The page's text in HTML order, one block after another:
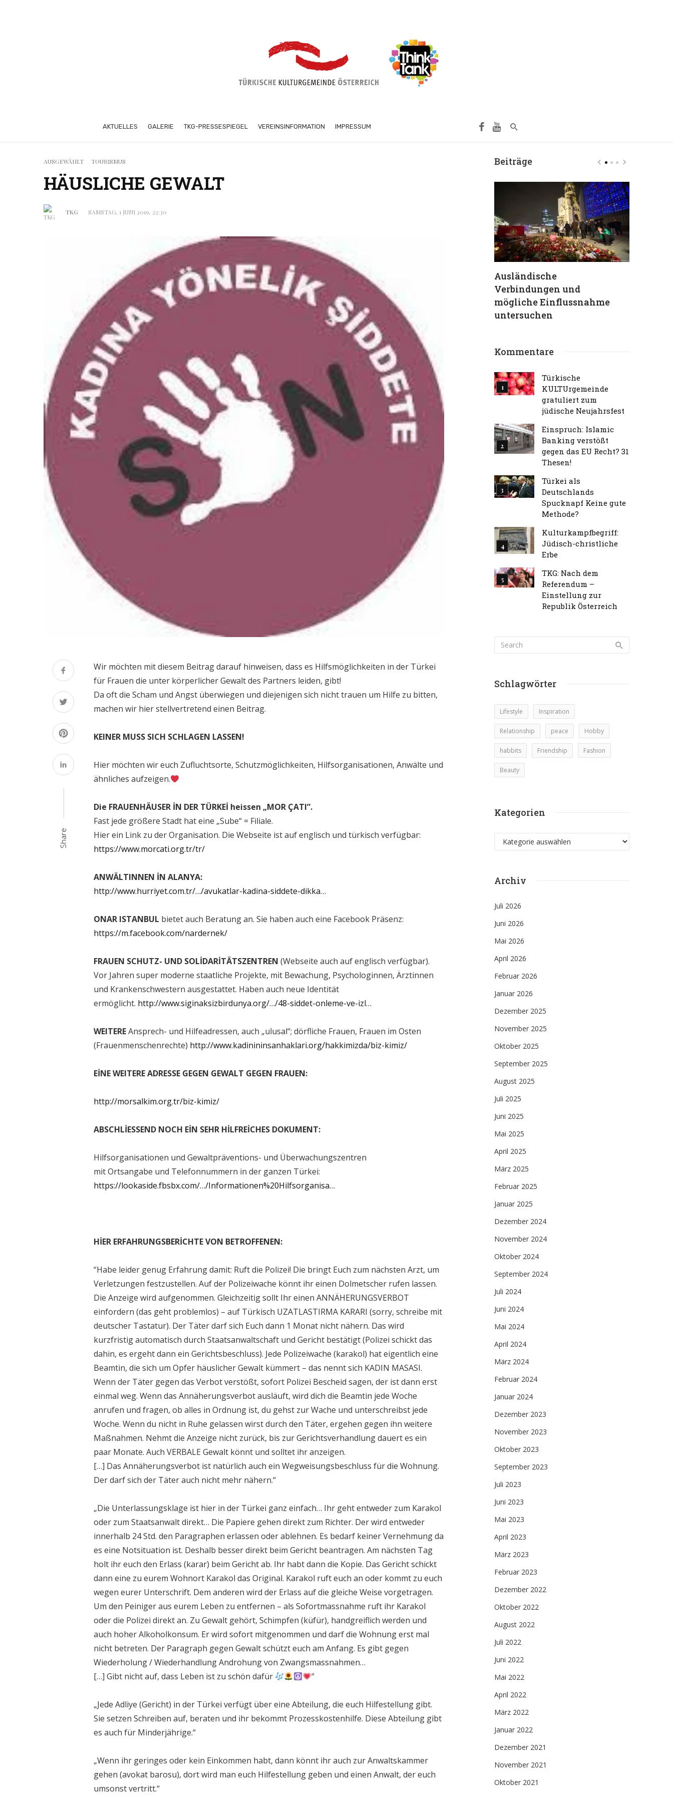
AKTUELLES GALERIE TKG-PRESSESPIEGEL VEREINSINFORMATION IMPRESSUM
AUSGEWÄHLT TOURISMUS
HÄUSLICHE GEWALT
TKG SAMSTAG, 1 JUNI 2019, 22:30
Share
Wir möchten mit diesem Beitrag darauf hinweisen, dass es Hilfsmöglichkeiten in der Türkei
für Frauen die unter körperlicher Gewalt des Partners leiden, gibt!
Da oft die Scham und Angst überwiegen und diejenigen sich nicht trauen um Hilfe zu bitten,
machen wir hier stellvertretend einen Beitrag.
KEINER MUSS SICH SCHLAGEN LASSEN!
Hier möchten wir euch Zufluchtsorte, Schutzmöglichkeiten, Hilfsorganisationen, Anwälte und
ähnliches aufzeigen.
Die FRAUENHÄUSER İN DER TÜRKEİ heissen „MOR ÇATI”.
Fast jede größere Stadt hat eine „Sube“ = Filiale.
Hier ein Link zu der Organisation. Die Webseite ist auf englisch und türkisch verfügbar:
https://www.morcati.org.tr/tr/
ANWÄLTINNEN İN ALANYA:
http://www.hurriyet.com.tr/…/avukatlar-kadina-siddete-dikka…
ONAR ISTANBUL bietet auch Beratung an. Sie haben auch eine Facebook Präsenz:
https://m.facebook.com/nardernek/
FRAUEN SCHUTZ- UND SOLİDARİTÄTSZENTREN (Webseite auch auf englisch verfügbar).
Vor Jahren super moderne staatliche Projekte, mit Bewachung, Psychologinnen, Ärztinnen
und Krankenschwestern ausgestattet. Haben auch neue Identität
ermöglicht. http://www.siginaksizbirdunya.org/…/48-siddet-onleme-ve-izl…
WEITEREAnsprech- und Hilfeadressen, auch „ulusal“; dörfliche Frauen, Frauen im Osten
(Frauenmenschenrechte) http://www.kadinininsanhaklari.org/hakkimizda/biz-kimiz/
EİNE WEITERE ADRESSE GEGEN GEWALT GEGEN FRAUEN:
http://morsalkim.org.tr/biz-kimiz/
ABSCHLİESSEND NOCH EİN SEHR HİLFREİCHES DOKUMENT:
Hilfsorganisationen und Gewaltpräventions- und Überwachungszentren
mit Ortsangabe und Telefonnummern in der ganzen Türkei:
https://lookaside.fbsbx.com/…/Informationen%20Hilfsorganisa…
HİER ERFAHRUNGSBERİCHTE VON BETROFFENEN:
“Habe leider genug Erfahrung damit: Ruft die Polizei! Die bringt Euch zum nächsten Arzt, um
Verletzungen festzustellen. Auf der Polizeiwache könnt ihr einen Dolmetscher rufen lassen.
Die Anzeige wird aufgenommen. Gleichzeitig sollt Ihr einen ANNÄHERUNGSVERBOT
einfordern (das geht problemlos) – auf Türkisch UZATLASTIRMA KARARI (sorry, schreibe mit
deutscher Tastatur). Der Täter darf sich Euch dann 1 Monat nicht nähern. Das wird
kurzfristig automatisch durch Staatsanwaltschaft und Gericht bestätigt (Polizei schickt das
dahin, es ergeht dann ein Gerichtsbeschluss). Jede Polizeiwache (karakol) hat eigentlich eine
Beamtin, die sich um Opfer häuslicher Gewalt kümmert – das nennt sich KADIN MASASI.
Wenn der Täter gegen das Verbot verstößt, sofort Polizei Bescheid sagen, der ist dann erst
einmal weg. Wenn das Annäherungsverbot ausläuft, wird dich die Beamtin jede Woche
anrufen und fragen, ob alles in Ordnung ist, du gehst zur Wache und unterschreibst jede
Woche. Wenn du nicht in Ruhe gelassen wirst durch den Täter, ergehen gegen ihn weitere
Maßnahmen. Nehmt die Anzeige nicht zurück, bis zur Gerichtsverhandlung dauert es ein
paar Monate. Auch VERBALE Gewalt könnt und solltet ihr anzeigen.
[…] Das Annäherungsverbot ist natürlich auch ein Wegweisungsbeschluss für die Wohnung.
Der darf sich der Täter auch nicht mehr nähern.“
„Die Unterlassungsklage ist hier in der Türkei ganz einfach… Ihr geht entweder zum Karakol
oder zum Staatsanwalt direkt… Die Papiere gehen direkt zum Richter. Der wird entweder
innerhalb 24 Std. den Paragraphen erlassen oder ablehnen. Es bedarf keiner Vernehmung da
es eine Notsituation ist. Deshalb besser direkt beim Gericht beantragen. Am nächsten Tag
holt ihr euch den Erlass (karar) beim Gericht ab. Ihr habt dann die Kopie. Das Gericht schickt
dann eine zu eurem Wohnort Karakol das Original. Karakol ruft euch an oder kommt zu euch
wegen eurer Unterschrift. Dem anderen wird der Erlass auf die gleiche Weise vorgetragen.
Um den Peiniger aus eurem Leben zu entfernen – als Sofortmassnahme ruft ihr Karakol
oder die Polizei direkt an. Zu Gewalt gehört, Schimpfen (küfür), handgreiflich werden und
auch hoher Alkoholkonsum. Er wird sofort mitgenommen und darf die Wohnung erst mal
nicht betreten. Der Paragraph gegen Gewalt schützt euch am Anfang. Es gibt gegen
Wiederholung / Wiederhandlung Androhung von Zwangsmassnahmen…
[…] Gibt nicht auf, dass Leben ist zu schön dafür
“
„Jede Adliye (Gericht) in der Türkei verfügt über eine Abteilung, die euch Hilfestellung gibt.
Sie setzen Schreiben auf, beraten und ihr bekommt Prozesskostenhilfe. Diese Abteilung gibt
es auch für Minderjährige.“
„Wenn ihr geringes oder kein Einkommen habt, dann könnt ihr auch zur Anwaltskammer
gehen (avokat barosu), dort wird man euch Hilfestellung geben und einen Anwalt, der euch
umsonst vertritt.“
Beiträge
TKG verurteilt den
Terroranschlag in Berlin
aufs Schärfste
Eine Liebe über sechs
Jahrzehnte: Eine
Wienerin (85) und ein
türkischer Diplomat (95) –
„Das Leben ist ein Traum“
Ausländische
Verbindungen und
mögliche Einflussnahme
untersuchen
Kommentare
Türkische
KULTUrgemeinde
gratuliert zum
jüdische Neujahrsfest
Einspruch: Islamic
Banking verstößt
gegen das EU Recht? 31
Thesen!
Türkei als
Deutschlands
Spucknapf Keine gute
Methode?
Kulturkampfbegriff:
Jüdisch-christliche
Erbe
TKG: Nach dem
Referendum –
Einstellung zur
Republik Österreich
Schlagwörter
Lifestyle Inspiration
Relationship peace Hobby
habbits Friendship Fashion
Beauty
Kategorien
Kategorien
Archiv
Juli 2026
Juni 2026
Mai 2026
April 2026
Februar 2026
Januar 2026
Dezember 2025
November 2025
Oktober 2025
September 2025
August 2025
Juli 2025
Juni 2025
Mai 2025
April 2025
März 2025
Februar 2025
Januar 2025
Dezember 2024
November 2024
Oktober 2024
September 2024
Juli 2024
Juni 2024
Mai 2024
April 2024
März 2024
Februar 2024
Januar 2024
Dezember 2023
November 2023
Oktober 2023
September 2023
Juli 2023
Juni 2023
Mai 2023
April 2023
März 2023
Februar 2023
Dezember 2022
Oktober 2022
August 2022
Juli 2022
Juni 2022
Mai 2022
April 2022
März 2022
Januar 2022
Dezember 2021
November 2021
Oktober 2021